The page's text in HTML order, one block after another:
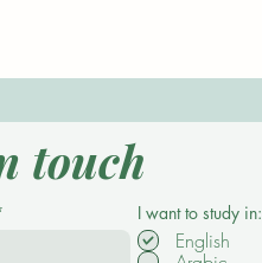
touch
I want to study in:
English